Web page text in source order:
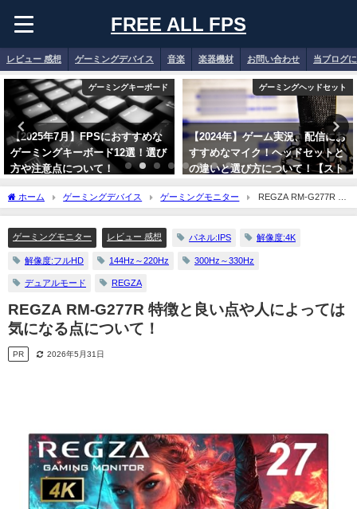
FREE ALL FPS
レビュー 感想 ゲーミングデバイス 音楽 楽器機材 お問い合わせ 当ブログ
ゲーミングキーボード
【2025年7月】FPSにおすすめな
ゲーミングキーボード12選！選び
方や注意点について！
ゲーミングヘッドセット
【2024年】ゲーム実況、配信にお
すすめなマイク！ヘッドセットと
の違いと選び方について！【スト
リーマー向け】
ホーム ゲーミングデバイス ゲーミングモニター
REGZA RM-G277R 特
徴と良い点や人によっては気になる点について！
ゲーミングモニター レビュー 感想 パネル:IPS 解像度:4K
解像度:フルHD 144Hz～220Hz 300Hz～330Hz
デュアルモード REGZA
REGZA RM-G277R 特徴と良い点や人によっては
気になる点について！
PR 2026年5月31日